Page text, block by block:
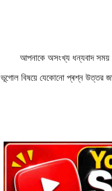
ভূগোল বিষয়ে যেকোনো প্ৰশ্ন উত্তর